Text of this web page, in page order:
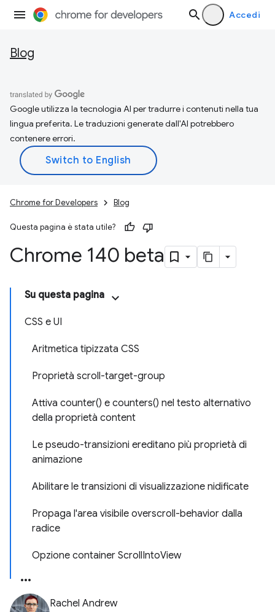
Accedi
Blog
Google utilizza la tecnologia AI per tradurre i contenuti nella tua
lingua preferita. Le traduzioni generate dall'AI potrebbero
contenere errori.
Chrome for Developers Blog
Questa pagina è stata utile?
Chrome 140 beta
Su questa pagina
CSS e UI
Aritmetica tipizzata CSS
Proprietà scroll-target-group
Attiva counter() e counters() nel testo alternativo
della proprietà content
Le pseudo-transizioni ereditano più proprietà di
animazione
Abilitare le transizioni di visualizzazione nidificate
Propaga l'area visibile overscroll-behavior dalla
radice
Opzione container ScrollIntoView
Rachel Andrew